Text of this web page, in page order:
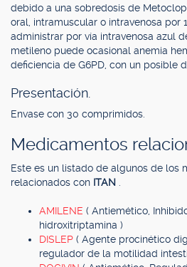
debido a una sobredosis de
oral, intramuscular o intravenosa por
administrar por vía intravenosa azul
metileno puede ocasional anemia
deficiencia de G6PD, con un posible
Presentación.
Envase con 30 comprimidos.
Medicamentos
Este es un listado de algunos de los
relacionados con ITAN
AMILENE ( Antiemético,
hidroxitriptamina )
DISLEP ( Agente procinético
regulador de la motilidad